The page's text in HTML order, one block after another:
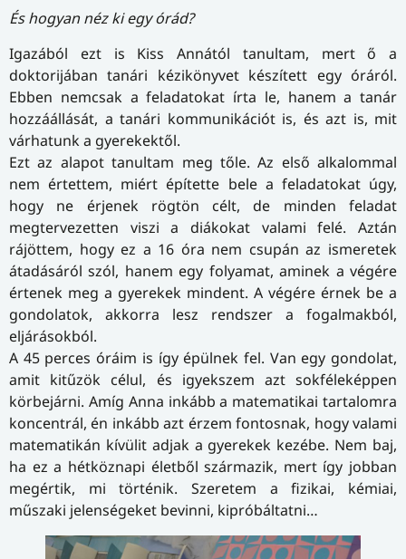
És hogyan néz ki egy órád?
Igazából ezt is Kiss Annától tanultam, mert ő a
doktorijában tanári kézikönyvet készített egy óráról.
Ebben nemcsak a feladatokat írta le, hanem a tanár
hozzáállását, a tanári kommunikációt is, és azt is, mit
várhatunk a gyerekektől.
Ezt az alapot tanultam meg tőle. Az első alkalommal
nem értettem, miért építette bele a feladatokat úgy,
hogy ne érjenek rögtön célt, de minden feladat
megtervezetten viszi a diákokat valami felé. Aztán
rájöttem, hogy ez a 16 óra nem csupán az ismeretek
átadásáról szól, hanem egy folyamat, aminek a végére
értenek meg a gyerekek mindent. A végére érnek be a
gondolatok, akkorra lesz rendszer a fogalmakból,
eljárásokból.
A 45 perces óráim is így épülnek fel. Van egy gondolat,
amit kitűzök célul, és igyekszem azt sokféleképpen
körbejárni. Amíg Anna inkább a matematikai tartalomra
koncentrál, én inkább azt érzem fontosnak, hogy valami
matematikán kívülit adjak a gyerekek kezébe. Nem baj,
ha ez a hétköznapi életből származik, mert így jobban
megértik, mi történik. Szeretem a fizikai, kémiai,
műszaki jelenségeket bevinni, kipróbáltatni…